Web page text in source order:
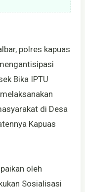
polres kapuas
Bika IPTU
di Desa
Kapuas
oleh
Sosialisasi